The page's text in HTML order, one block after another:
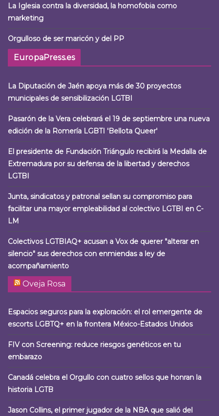
La Iglesia contra la diversidad, la homofobia como
marketing
Orgulloso de ser maricón y del PP
EuropaPress.es
La Diputación de Jaén apoya más de 30 proyectos
municipales de sensibilización LGTBI
Pasarón de la Vera celebrará el 19 de septiembre una nueva
edición de la Romería LGBTI 'Bellota Queer'
El presidente de Fundación Triángulo recibirá la Medalla de
Extremadura por su defensa de la libertad y derechos
LGTBI
Junta, sindicatos y patronal sellan su compromiso para
facilitar una mayor empleabilidad al colectivo LGTBI en C-
LM
Colectivos LGTBIAQ+ acusan a Vox de querer "alterar en
silencio" sus derechos con enmiendas a ley de
acompañamiento
Oveja Rosa
Espacios seguros para la exploración: el rol emergente de
escorts LGBTQ+ en la frontera México-Estados Unidos
FIV con Screening: reduce riesgos genéticos en tu
embarazo
Canadá celebra el Orgullo con cuatro sellos que honran la
historia LGTB
Jason Collins, el primer jugador de la NBA que salió del